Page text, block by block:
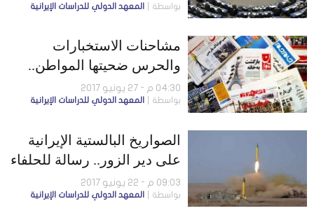
بواسطة المعهد الدولي للدراسات الإيرانية
مشاحنات الاستخبارات
والحرس ضحيتها المواطن..
وهجاء روحاني في صلاة العيد
04:30 م - 27 يونيو 2017
بواسطة المعهد الدولي للدراسات الإيرانية
الصواريخ البالستية الإيرانية
على دير الزور.. رسالة للحلفاء
والخصوم ليست في محلها
09:03 م - 22 يونيو 2017
بواسطة المعهد الدولي للدراسات الإيرانية